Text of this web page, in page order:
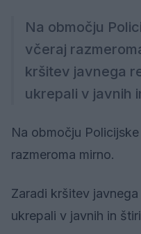
Na območju
včeraj
kršitev javnega
ukrepali v javnih
Na območju
razmeroma mirno.
Zaradi kršitev
ukrepali v javnih in